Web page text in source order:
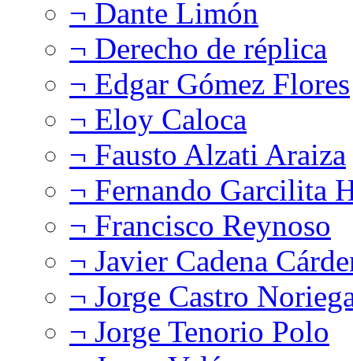
¬ Dante Limón
¬ Derecho de réplica
¬ Edgar Gómez Flores
¬ Eloy Caloca
¬ Fausto Alzati Araiza
¬ Fernando Garcilita
¬ Francisco Reynoso
¬ Javier Cadena
¬ Jorge Castro
¬ Jorge Tenorio Polo